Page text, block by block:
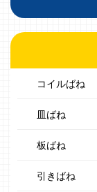
コイルばね
皿ばね
板ばね
引きばね